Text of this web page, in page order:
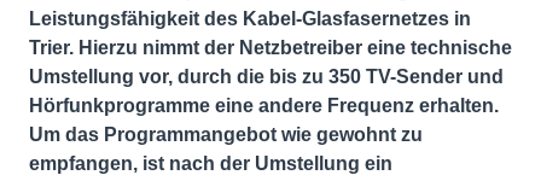
Leistungsfähigkeit des Kabel-Glasfasernetzes in
Trier. Hierzu nimmt der Netzbetreiber eine technische
Umstellung vor, durch die bis zu 350 TV-Sender und
Hörfunkprogramme eine andere Frequenz erhalten.
Um das Programmangebot wie gewohnt zu
empfangen, ist nach der Umstellung ein